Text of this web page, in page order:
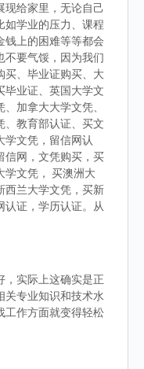
现给家里，无论自己
如学业的压力、课程
钱上的困难等等都会
不要气馁，因为我们
买、毕业证购买、大
毕业证、英国大学文
加拿大大学文凭、
、教育部认证、买文
学文凭，留信网认
信网，文凭购买，买
学文凭， 买澳洲大
西兰大学文凭，买新
认证，学历认证。从
，实际上这确实是正
关专业知识和技术水
工作方面就变得轻松